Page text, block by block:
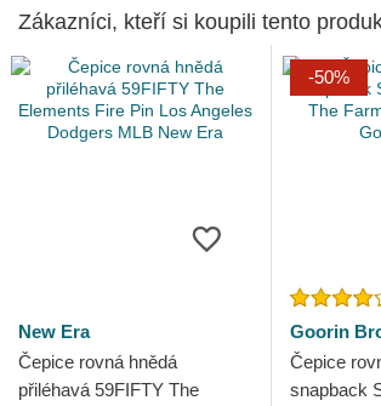
Zákazníci, kteří si koupili tento
New Era
Čepice rovná hnědá
přiléhavá 59FIFTY The
-50%
Goorin
Čepice
snapback